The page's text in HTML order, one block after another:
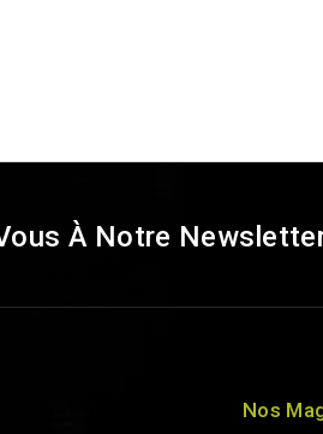
À Notre
Nos